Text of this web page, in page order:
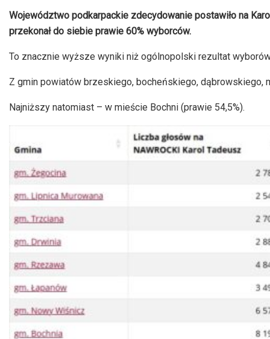
Województwo podkarpackie zdecydowanie postawiło na
przekonał do siebie prawie 60% wyborców.
To znacznie wyższe wyniki niż ogólnopolski rezultat
Z gmin powiatów brzeskiego, bocheńskiego, dąbrowskiego,
Najniższy natomiast – w mieście Bochni (prawie 54,5%).